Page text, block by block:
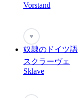
Vorstand
♥
奴隷のドイツ語
スクラーヴェ
Sklave